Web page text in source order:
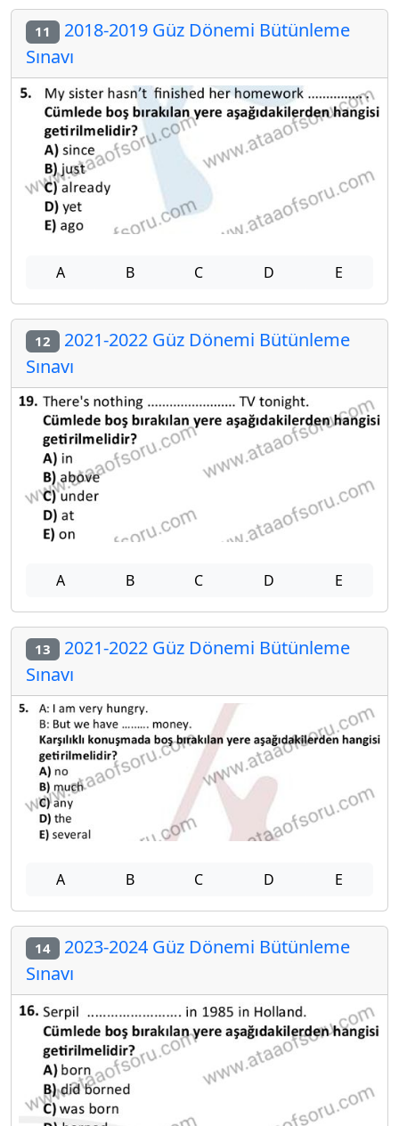
11 2018-2019 Güz Dönemi Bütünleme
Sınavı
A B C D E
12 2021-2022 Güz Dönemi Bütünleme
Sınavı
A B C D E
13 2021-2022 Güz Dönemi Bütünleme
Sınavı
A B C D E
14 2023-2024 Güz Dönemi Bütünleme
Sınavı